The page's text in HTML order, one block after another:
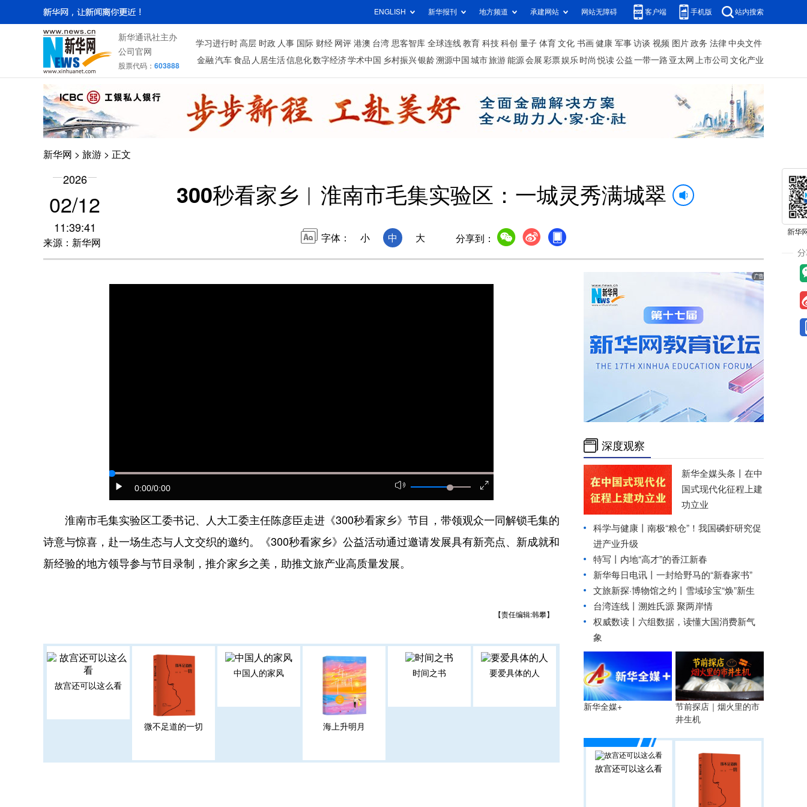
ENGLISH 新华报刊 地方频道 承建网站 网站无障碍 客户端 手机版 站内搜索
新华通讯社主办
公司官网
股票代码： 603888
学习进行时 高层 时政 人事 国际 财经 网评 港澳 台湾 思客智库 全球连线 教育 科技 科创 量子 体育 文化 书画 健康 军事 访谈 视频 图片 政务 法律 中央文件
金融 汽车 食品 人居生活信息化数字经济学术中国 乡村振兴银龄溯源中国 城市旅游 能源 会展 彩票娱乐 时尚 悦读 公益 一带一路 亚太网 上市公司 文化产业
新华网 > 旅游 > 正文
2026
02/12
11:39:41
来源：新华网
300秒看家乡︱淮南市毛集实验区：一城灵秀满城翠
字体： 小 中 大 分享到：
0:00/0:00
淮南市毛集实验区工委书记、人大工委主任陈彦臣走进《300秒看家乡》节目，带领观众一同解锁毛集的
诗意与惊喜，赴一场生态与人文交织的邀约。《300秒看家乡》公益活动通过邀请发展具有新亮点、新成就和
新经验的地方领导参与节目录制，推介家乡之美，助推文旅产业高质量发展。
【责任编辑:韩攀】
故宫还可以这么看
微不足道的一切
中国人的家风
海上升明月
时间之书 要爱具体的人
深度观察
新华全媒头条丨 在中
国式现代化征程上建
功立业
科学与健康丨南极“粮仓”！我国磷虾研究促
进产业升级
特写丨内地“高才”的香江新春
新华每日电讯丨 一封给野马的“新春家书”
文旅新探·博物馆之约丨雪域珍宝“焕”新生
台湾连线丨 溯姓氏源 聚两岸情
权威数读丨六组数据，读懂大国消费新气
象
新华全媒+
节前探店｜烟火里的市
井生机
故宫还可以这么看